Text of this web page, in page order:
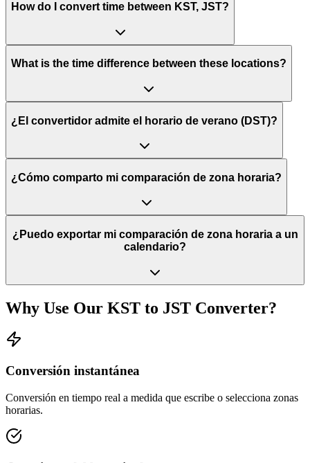
How do I convert time between KST, JST?
What is the time difference between these locations?
¿El convertidor admite el horario de verano (DST)?
¿Cómo comparto mi comparación de zona horaria?
¿Puedo exportar mi comparación de zona horaria a un
calendario?
Why Use Our KST to JST Converter?
Conversión instantánea
Conversión en tiempo real a medida que escribe o selecciona zonas
horarias.